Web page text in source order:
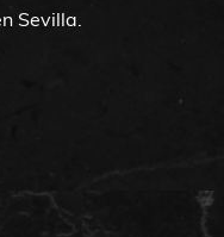
Sevilla.